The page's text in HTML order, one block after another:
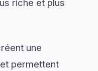
riche et plus
une
permettent